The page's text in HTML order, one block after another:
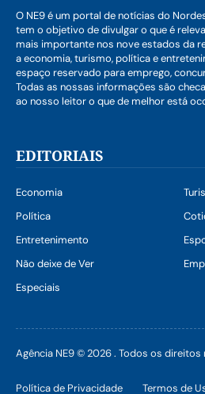
O NE9 é um portal de notícias do
tem o objetivo de divulgar o que é
mais importante nos nove estados da
a economia, turismo, política e
espaço reservado para emprego,
Todas as nossas informações são
ao nosso leitor o que de melhor está
EDITORIAIS
Economia
Política
Entretenimento
Não deixe de Ver
Especiais
Agência NE9 © 2026 . Todos os direitos
Política de Privacidade Termos de